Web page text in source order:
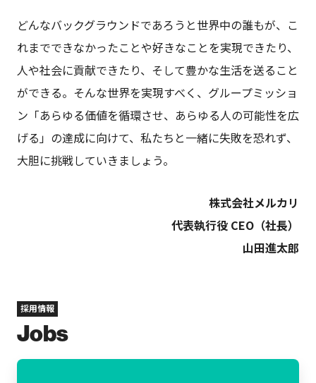
どんなバックグラウンドであろうと世界中の誰もが、こ
れまでできなかったことや好きなことを実現できたり、
人や社会に貢献できたり、そして豊かな生活を送ること
ができる。そんな世界を実現すべく、グループミッショ
ン「あらゆる価値を循環させ、あらゆる人の可能性を広
げる」の達成に向けて、私たちと一緒に失敗を恐れず、
大胆に挑戦していきましょう。
株式会社メルカリ
代表執行役 CEO（社長）
山田進太郎
採用情報
Jobs